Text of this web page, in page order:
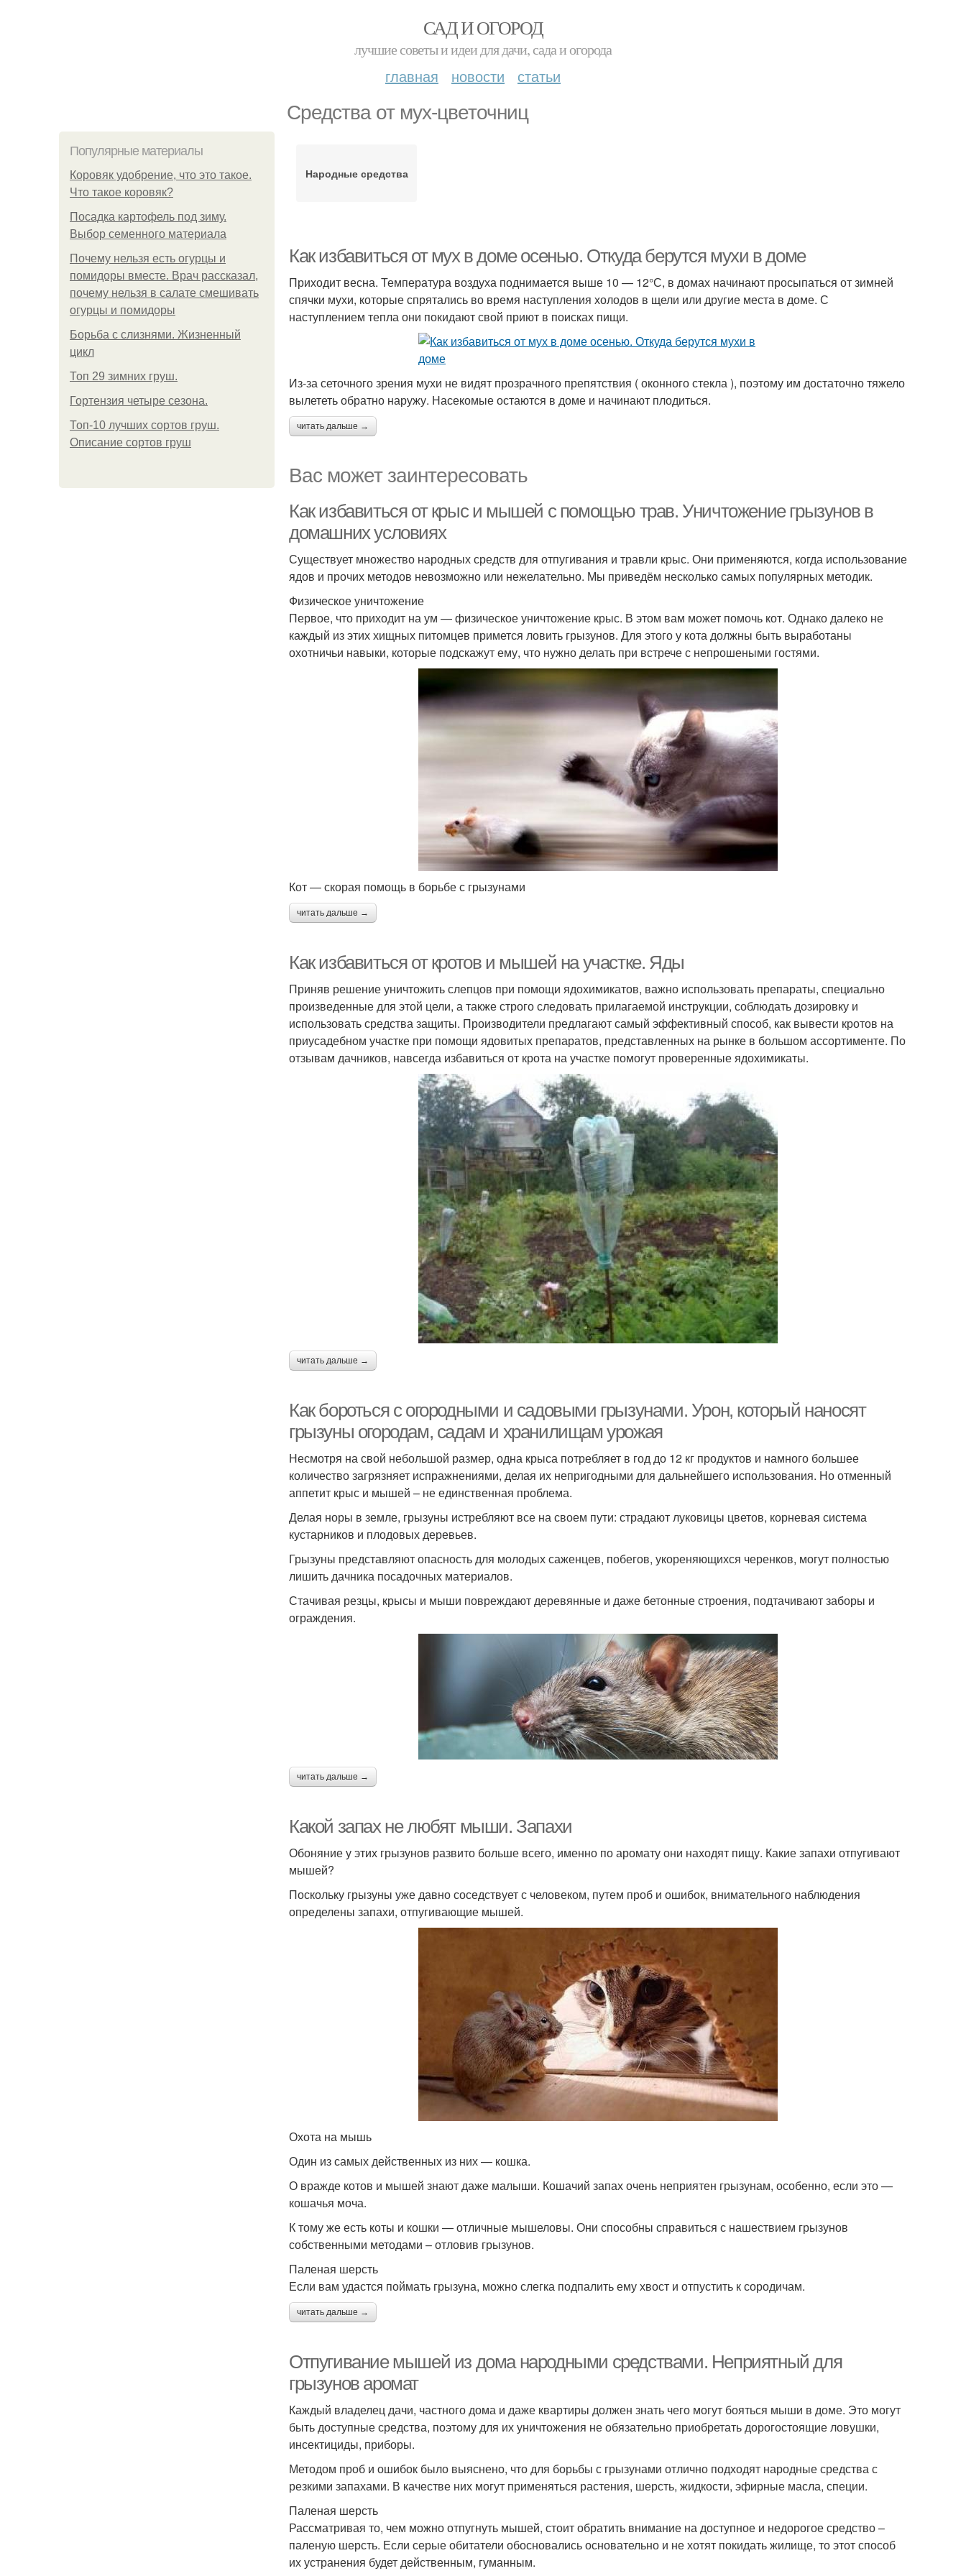
САД И ОГОРОД
лучшие советы и идеи для дачи, сада и огорода
главная новости статьи
Средства от мух-цветочниц
Популярные материалы
Коровяк удобрение, что это такое.
Что такое коровяк?
Посадка картофель под зиму.
Выбор семенного материала
Почему нельзя есть огурцы и
помидоры вместе. Врач рассказал,
почему нельзя в салате смешивать
огурцы и помидоры
Борьба с слизнями. Жизненный
цикл
Топ 29 зимних груш.
Гортензия четыре сезона.
Топ-10 лучших сортов груш.
Описание сортов груш
Народные средства
Как избавиться от мух в доме осенью. Откуда берутся мухи в доме
Приходит весна. Температура воздуха поднимается выше 10 — 12°С, в домах начинают просыпаться от зимней
спячки мухи, которые спрятались во время наступления холодов в щели или другие места в доме. С
наступлением тепла они покидают свой приют в поисках пищи.
Из-за сеточного зрения мухи не видят прозрачного препятствия ( оконного стекла ), поэтому им достаточно тяжело
вылететь обратно наружу. Насекомые остаются в доме и начинают плодиться.
читать дальше →
Вас может заинтересовать
Как избавиться от крыс и мышей с помощью трав. Уничтожение грызунов в
домашних условиях
Существует множество народных средств для отпугивания и травли крыс. Они применяются, когда использование
ядов и прочих методов невозможно или нежелательно. Мы приведём несколько самых популярных методик.
Физическое уничтожение
Первое, что приходит на ум — физическое уничтожение крыс. В этом вам может помочь кот. Однако далеко не
каждый из этих хищных питомцев примется ловить грызунов. Для этого у кота должны быть выработаны
охотничьи навыки, которые подскажут ему, что нужно делать при встрече с непрошеными гостями.
Кот — скорая помощь в борьбе с грызунами
читать дальше →
Как избавиться от кротов и мышей на участке. Яды
Приняв решение уничтожить слепцов при помощи ядохимикатов, важно использовать препараты, специально
произведенные для этой цели, а также строго следовать прилагаемой инструкции, соблюдать дозировку и
использовать средства защиты. Производители предлагают самый эффективный способ, как вывести кротов на
приусадебном участке при помощи ядовитых препаратов, представленных на рынке в большом ассортименте. По
отзывам дачников, навсегда избавиться от крота на участке помогут проверенные ядохимикаты.
читать дальше →
Как бороться с огородными и садовыми грызунами. Урон, который наносят
грызуны огородам, садам и хранилищам урожая
Несмотря на свой небольшой размер, одна крыса потребляет в год до 12 кг продуктов и намного большее
количество загрязняет испражнениями, делая их непригодными для дальнейшего использования. Но отменный
аппетит крыс и мышей – не единственная проблема.
Делая норы в земле, грызуны истребляют все на своем пути: страдают луковицы цветов, корневая система
кустарников и плодовых деревьев.
Грызуны представляют опасность для молодых саженцев, побегов, укореняющихся черенков, могут полностью
лишить дачника посадочных материалов.
Стачивая резцы, крысы и мыши повреждают деревянные и даже бетонные строения, подтачивают заборы и
ограждения.
читать дальше →
Какой запах не любят мыши. Запахи
Обоняние у этих грызунов развито больше всего, именно по аромату они находят пищу. Какие запахи отпугивают
мышей?
Поскольку грызуны уже давно соседствует с человеком, путем проб и ошибок, внимательного наблюдения
определены запахи, отпугивающие мышей.
Охота на мышь
Один из самых действенных из них — кошка.
О вражде котов и мышей знают даже малыши. Кошачий запах очень неприятен грызунам, особенно, если это —
кошачья моча.
К тому же есть коты и кошки — отличные мышеловы. Они способны справиться с нашествием грызунов
собственными методами – отловив грызунов.
Паленая шерсть
Если вам удастся поймать грызуна, можно слегка подпалить ему хвост и отпустить к сородичам.
читать дальше →
Отпугивание мышей из дома народными средствами. Неприятный для
грызунов аромат
Каждый владелец дачи, частного дома и даже квартиры должен знать чего могут бояться мыши в доме. Это могут
быть доступные средства, поэтому для их уничтожения не обязательно приобретать дорогостоящие ловушки,
инсектициды, приборы.
Методом проб и ошибок было выяснено, что для борьбы с грызунами отлично подходят народные средства с
резкими запахами. В качестве них могут применяться растения, шерсть, жидкости, эфирные масла, специи.
Паленая шерсть
Рассматривая то, чем можно отпугнуть мышей, стоит обратить внимание на доступное и недорогое средство –
паленую шерсть. Если серые обитатели обосновались основательно и не хотят покидать жилище, то этот способ
их устранения будет действенным, гуманным.